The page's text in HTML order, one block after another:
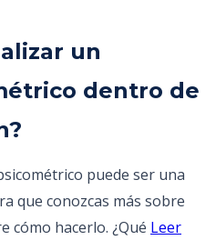
un
dentro de
puede ser una
que conozcas más sobre
cómo hacerlo. ¿Qué Leer